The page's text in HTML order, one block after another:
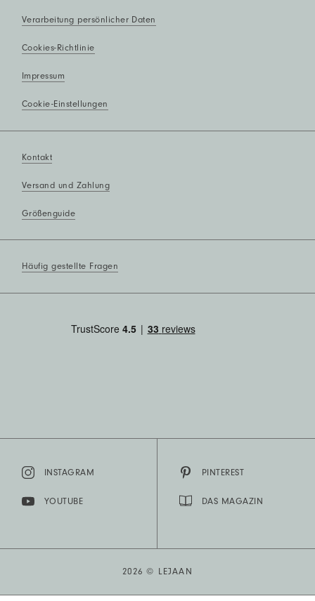
Verarbeitung persönlicher Daten
Cookies-Richtlinie
Impressum
Cookie-Einstellungen
Kontakt
Versand und Zahlung
Größenguide
Häufig gestellte Fragen
INSTAGRAM
YOUTUBE
PINTEREST
DAS MAGAZIN
2026 © LEJAAN